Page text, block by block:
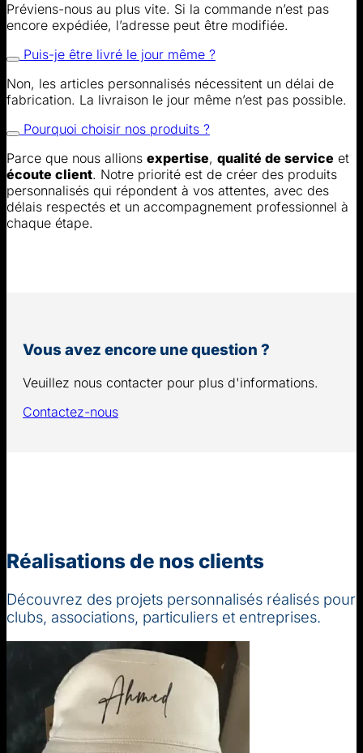
Préviens-nous au plus vite. Si la commande n’est pas
encore expédiée, l’adresse peut être modifiée.
Puis-je être livré le jour même ?
Non, les articles personnalisés nécessitent un délai de
fabrication. La livraison le jour même n’est pas possible.
Pourquoi choisir nos produits ?
Parce que nous allions expertise, qualité de service et
écoute client. Notre priorité est de créer des produits
personnalisés qui répondent à vos attentes, avec des
délais respectés et un accompagnement professionnel à
chaque étape.
Vous avez encore une question ?
Veuillez nous contacter pour plus d'informations.
Contactez-nous
Réalisations de nos clients
Découvrez des projets personnalisés réalisés pour
clubs, associations, particuliers et entreprises.